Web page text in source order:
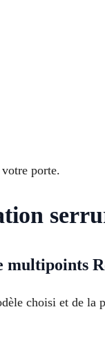
porte.
choisi et de la